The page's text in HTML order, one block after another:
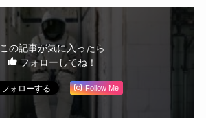
この記事が気に入ったら
フォローしてね！
Follow Me